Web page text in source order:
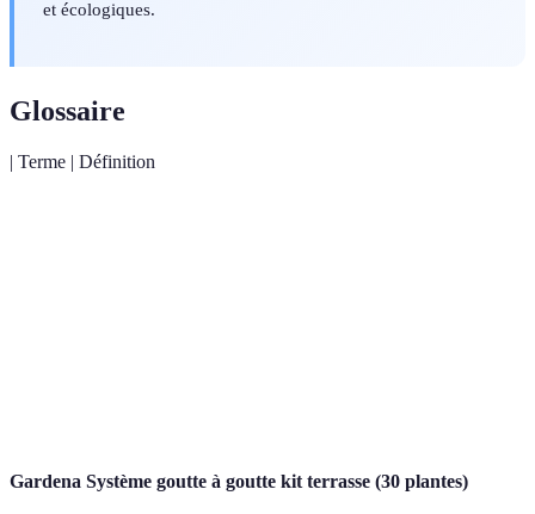
et écologiques.
Glossaire
| Terme | Définition
Gardena Système goutte à goutte kit terrasse (30 plantes)